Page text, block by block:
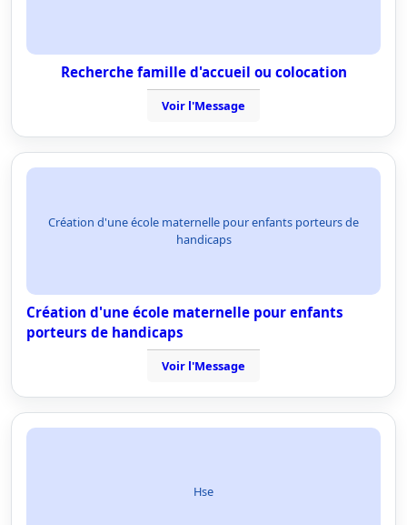
Recherche famille d'accueil ou colocation
Voir l'Message
Création d'une école maternelle pour enfants porteurs de
handicaps
Création d'une école maternelle pour enfants
porteurs de handicaps
Voir l'Message
Hse